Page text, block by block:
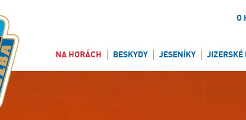
O
NA HORÁCH BESKYDY JESENÍKY JIZERSKÉ